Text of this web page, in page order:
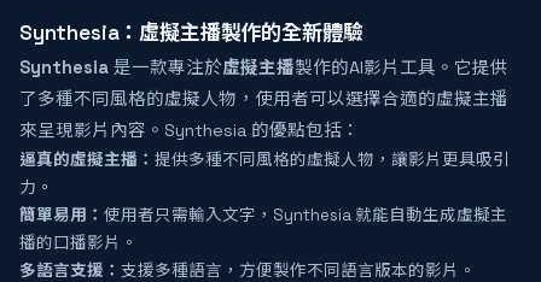
Synthesia：虛擬主播製作的全新體驗
Synthesia 是一款專注於虛擬主播製作的AI影片工具。它提供
了多種不同風格的虛擬人物，使用者可以選擇合適的虛擬主播
來呈現影片內容。Synthesia 的優點包括：
逼真的虛擬主播： 提供多種不同風格的虛擬人物，讓影片更具吸引
力。
簡單易用： 使用者只需輸入文字，Synthesia 就能自動生成虛擬主
播的口播影片。
多語言支援： 支援多種語言，方便製作不同語言版本的影片。